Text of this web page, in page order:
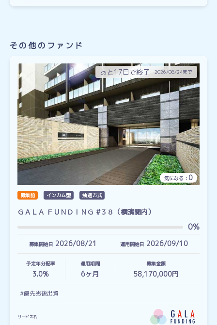
その他のファンド
あと17日で終了 2026/08/24まで
気になる： 0
募集前 インカム型 抽選方式
ＧＡＬＡ ＦＵＮＤＩＮＧ #３８（横濱関内）
0%
募集開始日 2026/08/21 運用開始日 2026/09/10
予定年分配率
3.0%
運用期間
6ヶ月
募集金額
58,170,000円
#優先劣後出資
サービス名